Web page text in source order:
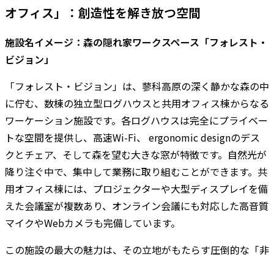
オフィス」：創造性を解き放つ空間
施設名イメージ：森の隠れ家ワークスペース「フォレスト・
ビジョン」
「フォレスト・ビジョン」は、蓼科高原の深く静かな森の中
に佇む、数棟の独立型ログハウスと共用オフィス棟からなる
ワーケーション施設です。各ログハウスは完全にプライベー
トな空間を提供し、高速Wi-Fi、 ergonomic designのデス
クとチェア、そして森を望む大きな窓が特徴です。自然光が
降り注ぐ中で、集中して業務に取り組むことができます。共
用オフィス棟には、プロジェクターや大型ディスプレイを備
えた会議室が複数あり、オンライン会議にも対応した高音質
マイクやWebカメラも完備しています。
この施設の最大の魅力は、その立地がもたらす圧倒的な「非